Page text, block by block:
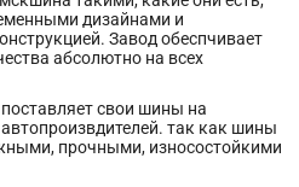
дизайнами и
Завод обеспчивает
абсолютно на всех
свои шины на
так как шины
прочными, износостойкими